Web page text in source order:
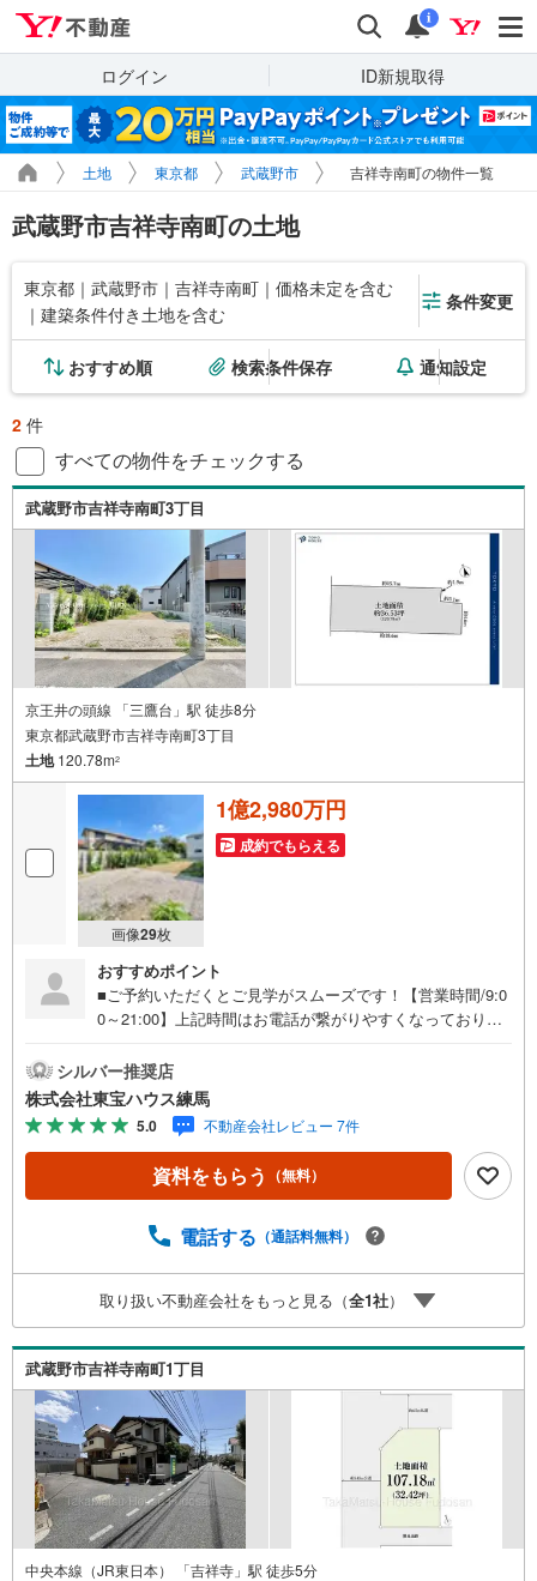
検索 通知
i
ログイン ID新規取得
土地 東京都 武蔵野市 吉祥寺南町の物件一覧
武蔵野市吉祥寺南町の土地
東京都｜武蔵野市｜吉祥寺南町｜価格未定を含む
｜建築条件付き土地を含む
条件変更
おすすめ順 検索条件保存 通知設定
2 件
すべての物件をチェックする
武蔵野市吉祥寺南町3丁目
京王井の頭線 「三鷹台」駅 徒歩8分
東京都武蔵野市吉祥寺南町3丁目
土地120.78m2
画像29枚
1億2,980万円
成約でもらえる
おすすめポイント
■ご予約いただくとご見学がスムーズです！【営業時間/9:0
0～21:00】上記時間はお電話が繋がりやすくなっておりま
にお電話ください！下記のお申込み方法も可能です！ご見
学希望のお客様:右上の「室内・現地を見学する」をクリッ
クして下さい。資料請求希望のお客様:右上の「資料をもら
う」をクリックして下さい。【東宝ハウス練馬のポイン
ト】（1）不動産のご提案から資金計画・ライフシミュレー
ションのご相談・無理のないライフプラン、提携による低
生活」を「未来カレンダー」で見える化します。（2）ご購
ポート」・漠然としたキャッシュフローのグラフ化、効果
的な生命保険の見直し、繰り上げ返済の効果的なタイミン
グなどご提案させて頂きます。■ご案内方法ご自宅へお迎
え・最寄駅等でお待ち合わせ、弊社へのご来社など、ご相
談くださいませ。■お車の無料提携駐車場がございます。
シルバー推奨店
株式会社東宝ハウス練馬
5.0 不動産会社レビュー 7件
資料をもらう （無料）
電話する （通話料無料）
取り扱い不動産会社をもっと見る（全1社）
武蔵野市吉祥寺南町1丁目
中央本線（JR東日本） 「吉祥寺」駅 徒歩5分